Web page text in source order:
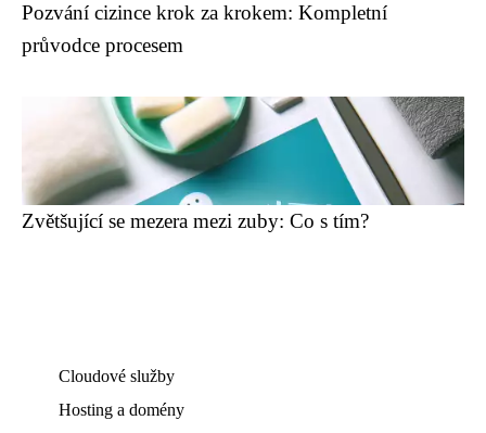
Pozvání cizince krok za krokem: Kompletní
průvodce procesem
Zvětšující se mezera mezi zuby: Co s tím?
Cloudové služby
Hosting a domény